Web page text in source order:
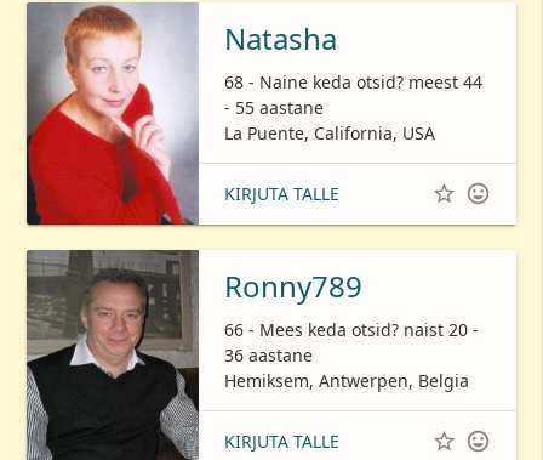
Natasha
68 - Naine keda otsid? meest 44
- 55 aastane
La Puente, California, USA
KIRJUTA TALLE  
Ronny789
66 - Mees keda otsid? naist 20 -
36 aastane
Hemiksem, Antwerpen, Belgia
KIRJUTA TALLE  